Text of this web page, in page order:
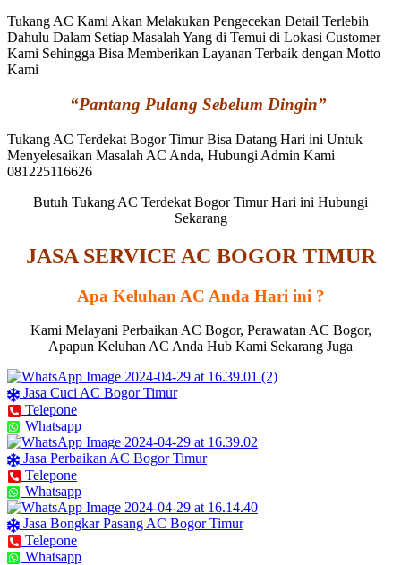
Tukang AC Kami Akan Melakukan Pengecekan Detail Terlebih
Dahulu Dalam Setiap Masalah Yang di Temui di Lokasi Customer
Kami Sehingga Bisa Memberikan Layanan Terbaik dengan Motto
Kami
“Pantang Pulang Sebelum Dingin”
Tukang AC Terdekat Bogor Timur Bisa Datang Hari ini Untuk
Menyelesaikan Masalah AC Anda, Hubungi Admin Kami
081225116626
Butuh Tukang AC Terdekat Bogor Timur Hari ini Hubungi
Sekarang
JASA SERVICE AC BOGOR TIMUR
Apa Keluhan AC Anda Hari ini ?
Kami Melayani Perbaikan AC Bogor, Perawatan AC Bogor,
Apapun Keluhan AC Anda Hub Kami Sekarang Juga
Jasa Cuci AC Bogor Timur
Telepone
Whatsapp
Jasa Perbaikan AC Bogor Timur
Telepone
Whatsapp
Jasa Bongkar Pasang AC Bogor Timur
Telepone
Whatsapp